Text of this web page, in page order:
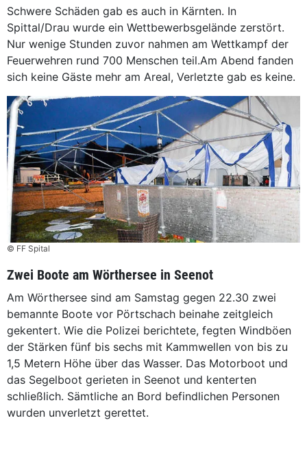
Schwere Schäden gab es auch in Kärnten. In
Spittal/Drau wurde ein Wettbewerbsgelände zerstört.
Nur wenige Stunden zuvor nahmen am Wettkampf der
Feuerwehren rund 700 Menschen teil.Am Abend fanden
sich keine Gäste mehr am Areal, Verletzte gab es keine.
© FF Spital
Zwei Boote am Wörthersee in Seenot
Am Wörthersee sind am Samstag gegen 22.30 zwei
bemannte Boote vor Pörtschach beinahe zeitgleich
gekentert. Wie die Polizei berichtete, fegten Windböen
der Stärken fünf bis sechs mit Kammwellen von bis zu
1,5 Metern Höhe über das Wasser. Das Motorboot und
das Segelboot gerieten in Seenot und kenterten
schließlich. Sämtliche an Bord befindlichen Personen
wurden unverletzt gerettet.